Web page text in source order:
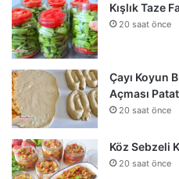
Kışlık Taze
20 saat önce
Çayı Koyun
Açması
20 saat önce
Köz Sebzeli
20 saat önce